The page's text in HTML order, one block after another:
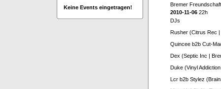
Keine Events eingetragen!
Bremer Freundschaft
2010-11-06 22h
DJs
Rusher (Citrus Rec |
Quincee b2b Cut-
Dex (Septic Inc |
Duke (Vinyl
Lcr b2b Stylez